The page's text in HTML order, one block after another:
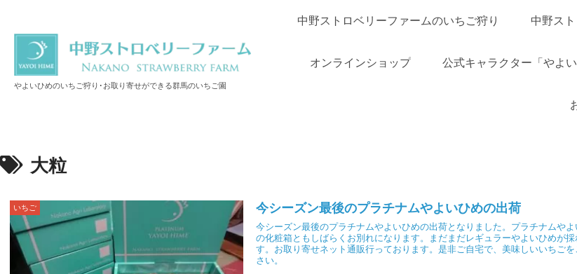
やよいひめのいちご狩り･お取り寄せができる群馬のいちご園
中野ストロベリーファームのいちご狩り 中野ス
オンラインショップ 公式キャラクター「やよい
大粒
いちご 今シーズン最後のプラチナムやよいひめの出荷
今シーズン最後のプラチナムやよいひめの出荷となりました。プラチナムやよ
の化粧箱ともしばらくお別れになります。まだまだレギュラーやよいひめが採
す。お取り寄せネット通販行っております。是非ご自宅で、美味しいいちご
さい。